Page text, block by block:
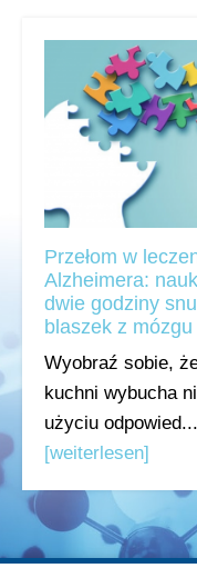
Przełom w
Alzheimera:
dwie godziny
blaszek z mózgu
Wyobraź sobie,
kuchni wybucha
użyciu odpowied...
[weiterlesen]